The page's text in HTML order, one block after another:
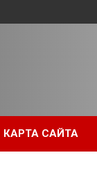
КАРТА САЙТА